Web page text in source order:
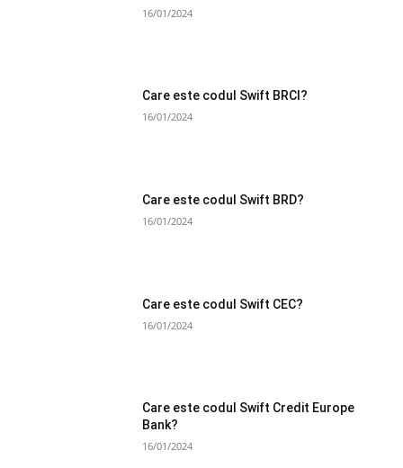
16/01/2024
Care este codul Swift BRCI?
16/01/2024
Care este codul Swift BRD?
16/01/2024
Care este codul Swift CEC?
16/01/2024
Care este codul Swift Credit Europe
Bank?
16/01/2024